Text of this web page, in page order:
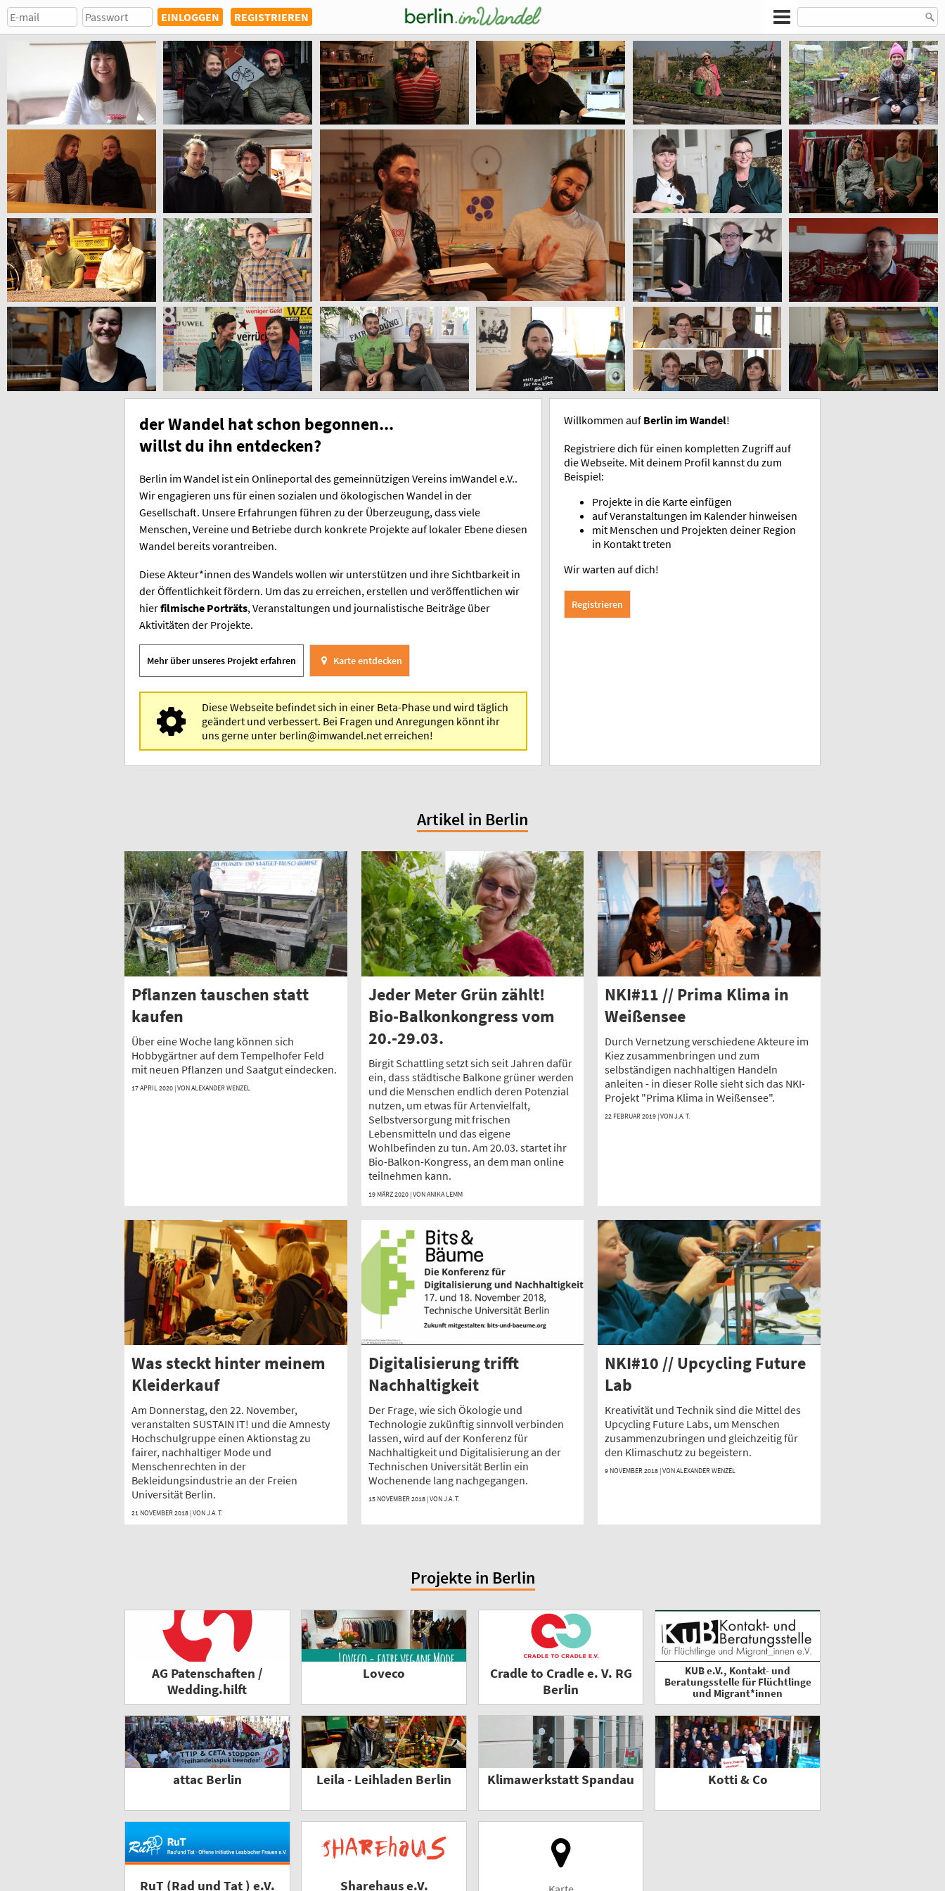
REGISTRIEREN
der Wandel hat schon begonnen...
willst du ihn entdecken?
Berlin im Wandel ist ein Onlineportal des gemeinnützigen Vereins imWandel e.V..
Wir engagieren uns für einen sozialen und ökologischen Wandel in der
Gesellschaft. Unsere Erfahrungen führen zu der Überzeugung, dass viele
Menschen, Vereine und Betriebe durch konkrete Projekte auf lokaler Ebene diesen
Wandel bereits vorantreiben.
Diese Akteur*innen des Wandels wollen wir unterstützen und ihre Sichtbarkeit in
der Öffentlichkeit fördern. Um das zu erreichen, erstellen und veröffentlichen wir
hierfilmische Porträts, Veranstaltungen und journalistische Beiträge über
Aktivitäten der Projekte.
Mehr über unseres Projekt erfahren Karte entdecken
Diese Webseite befindet sich in einer Beta-Phase und wird täglich
geändert und verbessert. Bei Fragen und Anregungen könnt ihr
uns gerne unter berlin@imwandel.net erreichen!
Willkommen auf Berlin im Wandel!
Registriere dich für einen kompletten Zugriff auf
die Webseite. Mit deinem Profil kannst du zum
Beispiel:
Projekte in die Karte einfügen
auf Veranstaltungen im Kalender hinweisen
mit Menschen und Projekten deiner Region
in Kontakt treten
Wir warten auf dich!
Registrieren
Artikel in Berlin
Pflanzen tauschen statt
kaufen
Über eine Woche lang können sich
Hobbygärtner auf dem Tempelhofer Feld
mit neuen Pflanzen und Saatgut eindecken.
17 APRIL 2020 | VONALEXANDER WENZEL
Jeder Meter Grün zählt!
Bio-Balkonkongress vom
20.-29.03.
Birgit Schattling setzt sich seit Jahren dafür
ein, dass städtische Balkone grüner werden
und die Menschen endlich deren Potenzial
nutzen, um etwas für Artenvielfalt,
Selbstversorgung mit frischen
Lebensmitteln und das eigene
Wohlbefinden zu tun. Am 20.03. startet ihr
Bio-Balkon-Kongress, an dem man online
teilnehmen kann.
19 MÄRZ 2020 | VONANIKA LEMM
NKI#11 // Prima Klima in
Weißensee
Durch Vernetzung verschiedene Akteure im
Kiez zusammenbringen und zum
selbständigen nachhaltigen Handeln
anleiten - in dieser Rolle sieht sich das NKI-
Projekt "Prima Klima in Weißensee".
22 FEBRUAR 2019 | VONJ.A. T.
Was steckt hinter meinem
Kleiderkauf
Am Donnerstag, den 22. November,
veranstalten SUSTAIN IT! und die Amnesty
Hochschulgruppe einen Aktionstag zu
fairer, nachhaltiger Mode und
Menschenrechten in der
Bekleidungsindustrie an der Freien
Universität Berlin.
21 NOVEMBER 2018 | VONJ.A. T.
Digitalisierung trifft
Nachhaltigkeit
Der Frage, wie sich Ökologie und
Technologie zukünftig sinnvoll verbinden
lassen, wird auf der Konferenz für
Nachhaltigkeit und Digitalisierung an der
Technischen Universität Berlin ein
Wochenende lang nachgegangen.
15 NOVEMBER 2018 | VONJ.A. T.
NKI#10 // Upcycling Future
Lab
Kreativität und Technik sind die Mittel des
Upcycling Future Labs, um Menschen
zusammenzubringen und gleichzeitig für
den Klimaschutz zu begeistern.
9 NOVEMBER 2018 | VONALEXANDER WENZEL
Projekte in Berlin
AG Patenschaften /
Wedding.hilft
Loveco
Cradle to Cradle e. V. RG
Berlin
KUB e.V., Kontakt- und
Beratungsstelle für Flüchtlinge
und Migrant*innen
attac Berlin Leila - Leihladen Berlin Klimawerkstatt Spandau Kotti & Co
RuT (Rad und Tat ) e.V. Sharehaus e.V.